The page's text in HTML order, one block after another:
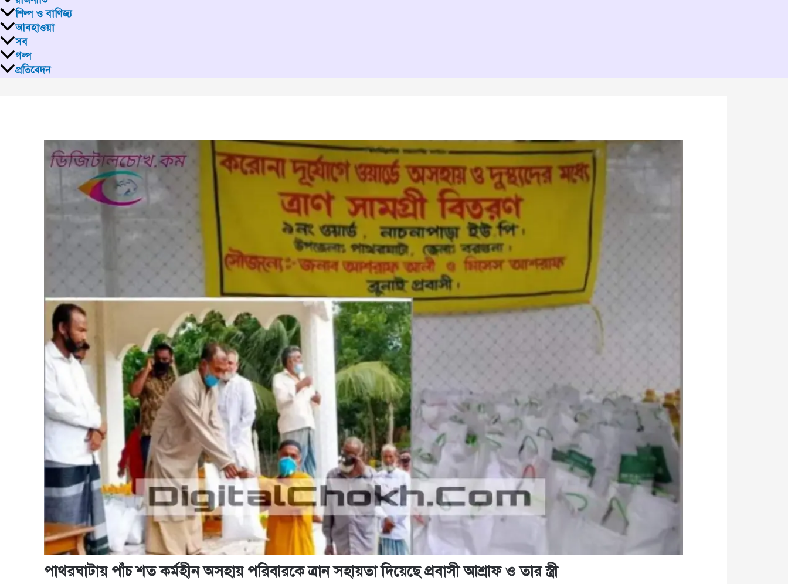
শিল্প ও বাণিজ্য
আবহাওয়া
সব
গল্প
প্রতিবেদন
পাথরঘাটায় পাঁচ শত কর্মহীন অসহায় পরিবারকে ত্রান সহায়তা দিয়েছে প্রবাসী আশ্রাফ ও তার স্ত্রী